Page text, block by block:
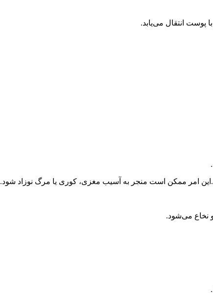
انتقال می‌یابد.
امر ممکن است منجر به آسیب مغزی، کوری یا مرگ نوزاد شود.
نخاع می‌شود.